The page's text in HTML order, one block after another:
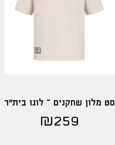
סט מלון שחקנים – לוגו בית"ר
₪259